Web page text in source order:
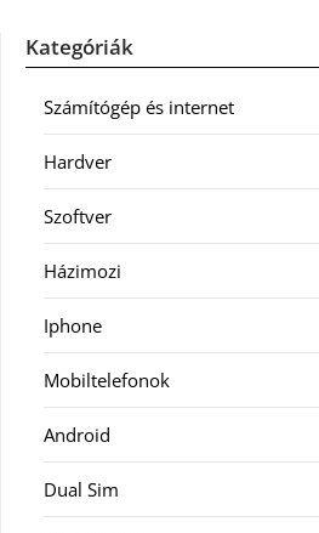
Kategóriák
Számítógép és internet
Hardver
Szoftver
Házimozi
Iphone
Mobiltelefonok
Android
Dual Sim